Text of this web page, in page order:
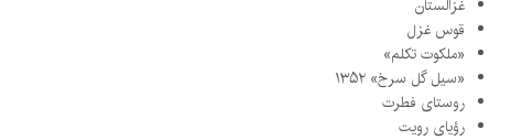
غزالستان
قوس غزل
«ملکوت تکلم»
«سیل گل سرخ» ۱۳۵۲
روستای فطرت
رؤیای رویت